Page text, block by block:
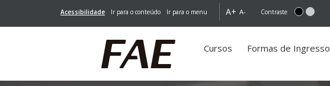
Acessibilidade Ir para o conteúdo Ir para o menu A+ A- Contraste
Cursos Formas de Ingresso